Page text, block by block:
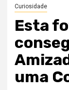
Curiosidade
Esta
uma